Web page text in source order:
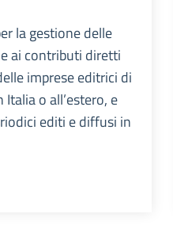
la gestione delle
ai contributi diretti
imprese editrici di
o all’estero, e
editi e diffusi in